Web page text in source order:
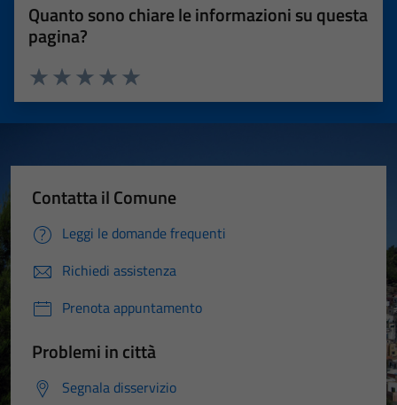
Quanto sono chiare le informazioni su questa
pagina?
Valuta 5 stelle su 5
Valuta 4 stelle su 5
Valuta 3 stelle su 5
Valuta 2 stelle su 5
Valuta 1 stelle su 5
Contatta il Comune
Leggi le domande frequenti
Richiedi assistenza
Prenota appuntamento
Problemi in città
Segnala disservizio